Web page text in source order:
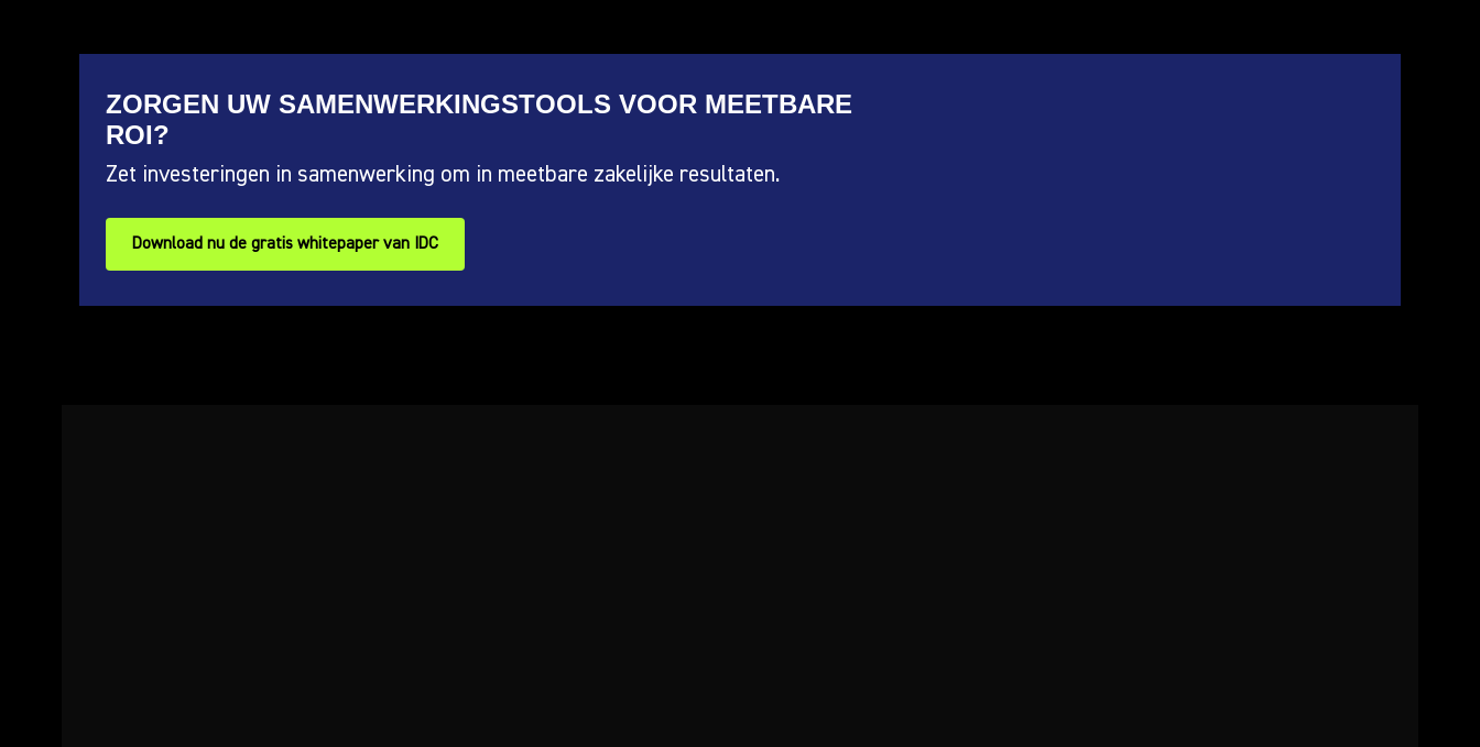
ZORGEN UW SAMENWERKINGSTOOLS VOOR MEETBARE
ROI?
Zet investeringen in samenwerking om in meetbare zakelijke resultaten.
Download nu de gratis whitepaper van IDC